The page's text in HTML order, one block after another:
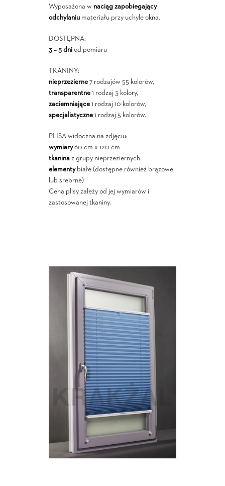
Wyposażona w naciąg zapobiegający
odchylaniumateriału przy uchyle okna.
DOSTĘPNA:
3 – 5 dniod pomiaru
TKANINY:
nieprzezierne7 rodzajów 55 kolorów,
transparentne1 rodzaj 3 kolory,
zaciemniające1 rodzaj 10 kolorów,
specjalistyczne1 rodzaj 5 kolorów.
PLISA widoczna na zdjęciu:
wymiary60 cm x 120 cm
tkaninaz grupy nieprzeziernych
elementybiałe (dostępne również brązowe
lub srebrne)
Cena plisy zależy od jej wymiarów i
zastosowanej tkaniny.